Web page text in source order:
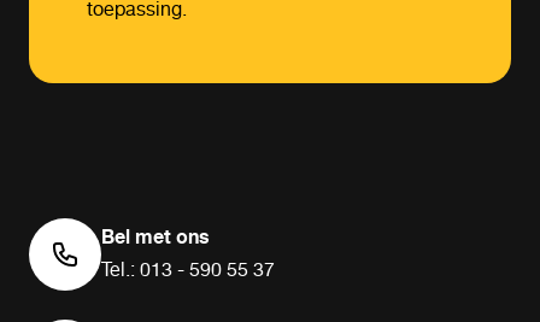
toepassing.
Bel met ons
Tel.: 013 - 590 55 37